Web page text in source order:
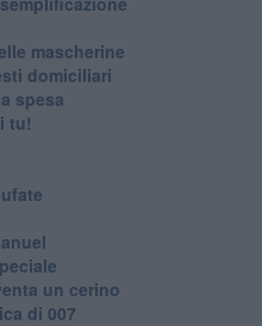
mascherine
domiciliari
spesa
tu!
un cerino
di 007